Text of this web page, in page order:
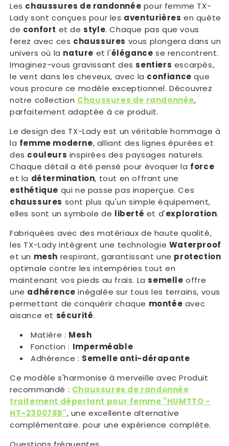
Les chaussures de randonnée pour femme TX-
Lady sont conçues pour les aventurières en quête
de confort et de style. Chaque pas que vous
ferez avec ces chaussures vous plongera dans un
univers où la nature et l'élégance se rencontrent.
Imaginez-vous gravissant des sentiers escarpés,
le vent dans les cheveux, avec la confiance que
vous procure ce modèle exceptionnel. Découvrez
notre collection Chaussures de randonnée,
parfaitement adaptée à ce produit.
Le design des TX-Lady est un véritable hommage à
la femme moderne, alliant des lignes épurées et
des couleurs inspirées des paysages naturels.
Chaque détail a été pensé pour évoquer la force
et la détermination, tout en offrant une
esthétique qui ne passe pas inaperçue. Ces
chaussures sont plus qu'un simple équipement,
elles sont un symbole de liberté et d'exploration.
Fabriquées avec des matériaux de haute qualité,
les TX-Lady intègrent une technologie Waterproof
et un mesh respirant, garantissant une protection
optimale contre les intempéries tout en
maintenant vos pieds au frais. La semelle offre
une adhérence inégalée sur tous les terrains, vous
permettant de conquérir chaque montée avec
aisance et sécurité.
Matière : Mesh
Fonction : Imperméable
Adhérence : Semelle anti-dérapante
Ce modèle s'harmonise à merveille avec Produit
recommandé : Chaussures de randonnée
traitement déperlant pour femme "HUMTTO -
HT-230078B", une excellente alternative
complémentaire. pour une expérience complète.